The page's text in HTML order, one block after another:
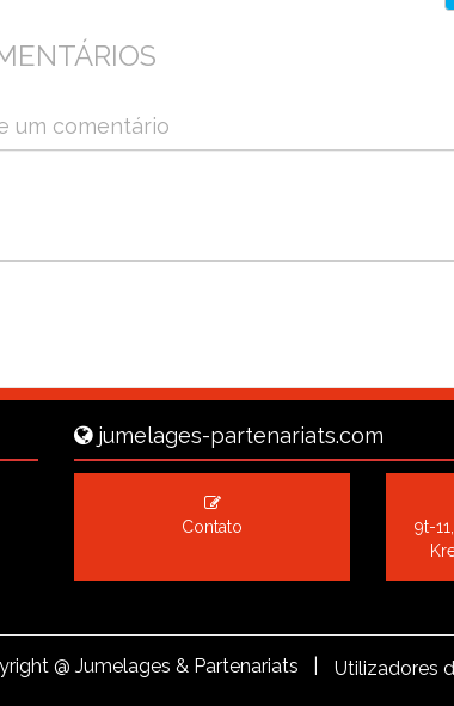
um comentário
jumelages-partenariats.com
Contato
9t-
@ Jumelages & Partenariats | Utilizadores